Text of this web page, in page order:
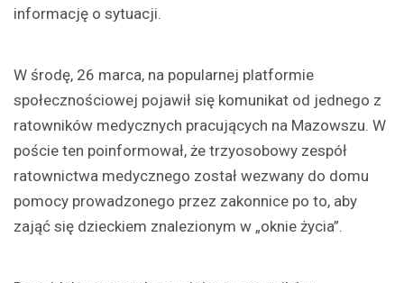
informację o sytuacji.
W środę, 26 marca, na popularnej platformie
społecznościowej pojawił się komunikat od jednego z
ratowników medycznych pracujących na Mazowszu. W
poście ten poinformował, że trzyosobowy zespół
ratownictwa medycznego został wezwany do domu
pomocy prowadzonego przez zakonnice po to, aby
zająć się dzieckiem znalezionym w „oknie życia”.